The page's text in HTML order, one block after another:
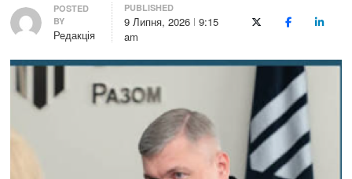
Author
POSTED
BY
Редакція
PUBLISHED
9 Липня, 2026 9:15
am
X (Twitter)Facebook